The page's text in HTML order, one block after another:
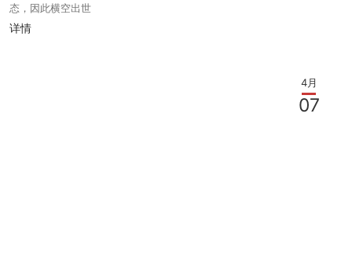
态，因此横空出世
详情
4月
07